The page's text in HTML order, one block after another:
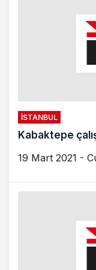
İSTANBUL
Kabaktepe
19 Mart 2021 -